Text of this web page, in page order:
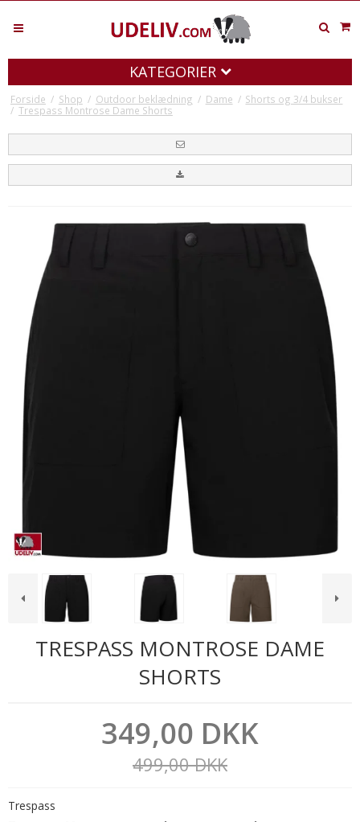
KATEGORIER
Forside / Shop / Outdoor beklædning / Dame / Shorts og 3/4 bukser
/ Trespass Montrose Dame Shorts
TRESPASS MONTROSE DAME
SHORTS
349,00 DKK
499,00 DKK
Trespass